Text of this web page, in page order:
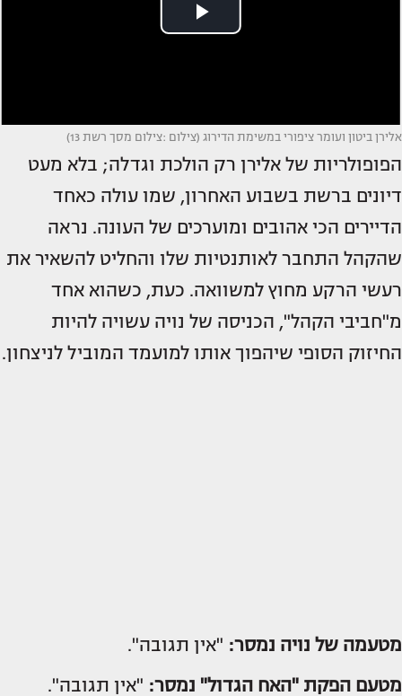
אלירן ביטון ועומר ציפורי במשימת הדירוג (צילום :צילום מסך רשת 13)
הפופולריות של אלירן רק הולכת וגדלה; בלא מעט
דיונים ברשת בשבוע האחרון, שמו עולה כאחד
הדיירים הכי אהובים ומוערכים של העונה. נראה
שהקהל התחבר לאותנטיות שלו והחליט להשאיר את
רעשי הרקע מחוץ למשוואה. כעת, כשהוא אחד
מ"חביבי הקהל", הכניסה של נויה עשויה להיות
החיזוק הסופי שיהפוך אותו למועמד המוביל לניצחון.
מטעמה של נויה נמסר: "אין תגובה".
מטעם הפקת "האח הגדול" נמסר: "אין תגובה".